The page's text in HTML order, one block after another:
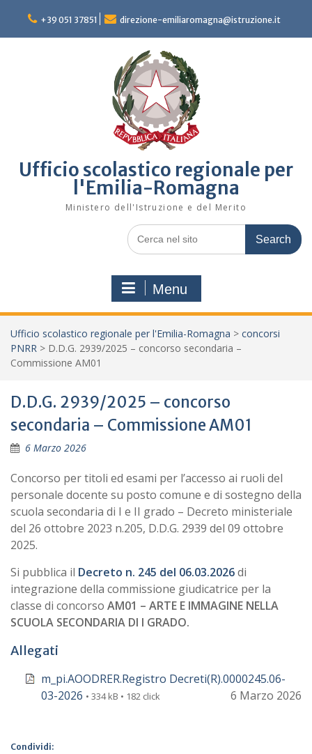
content
+39 051 37851 direzione-emiliaromagna@istruzione.it
Ufficio scolastico regionale per
l'Emilia-Romagna
Ministero dell'Istruzione e del Merito
Search
for:
Menu
Ufficio scolastico regionale per l'Emilia-Romagna > concorsi
PNRR > D.D.G. 2939/2025 – concorso secondaria –
Commissione AM01
D.D.G. 2939/2025 – concorso
secondaria – Commissione AM01
6 Marzo 2026
Concorso per titoli ed esami per l’accesso ai ruoli del
personale docente su posto comune e di sostegno della
scuola secondaria di I e II grado – Decreto ministeriale
del 26 ottobre 2023 n.205, D.D.G. 2939 del 09 ottobre
2025.
Si pubblica il Decreto n. 245 del 06.03.2026di
integrazione della commissione giudicatrice per la
classe di concorso AM01 – ARTE E IMMAGINE NELLA
SCUOLA SECONDARIA DI I GRADO.
Allegati
m_pi.AOODRER.Registro Decreti(R).0000245.06-
03-2026 • 334 kB • 182 click 6 Marzo 2026
Condividi: